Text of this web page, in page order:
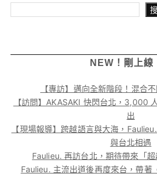
NEW！剛上線
【專訪】邁向全新階段！混合
【訪問】AKASAKI 快閃台北，3,000
出
【現場報導】跨越語言與大海，
與台北相遇
Faulieu. 再訪台北，期待帶來「
Faulieu. 主流出道後再度來台，帶著